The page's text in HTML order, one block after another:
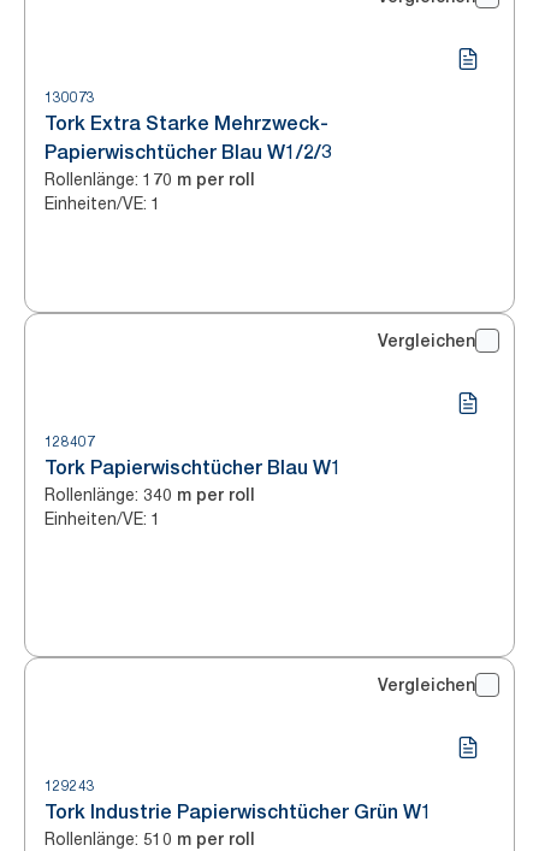
130073
Tork Extra Starke Mehrzweck-
Papierwischtücher Blau W1/2/3
Rollenlänge: 170 m per roll
Einheiten/VE: 1
Vergleichen
128407
Tork Papierwischtücher Blau W1
Rollenlänge: 340 m per roll
Einheiten/VE: 1
Vergleichen
129243
Tork Industrie Papierwischtücher Grün W1
Rollenlänge: 510 m per roll